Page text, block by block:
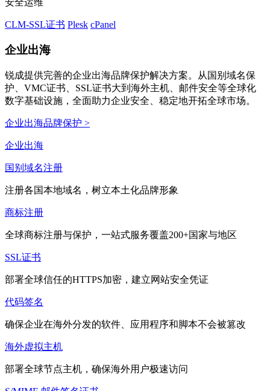
CLM-SSL证书 Plesk cPanel
企业出海
锐成提供完善的企业出海品牌保护解决方案。从国别域名保
护、VMC证书、SSL证书大到海外主机、邮件安全等全球化
数字基础设施，全面助力企业安全、稳定地开拓全球市场。
企业出海品牌保护 >
企业出海
国别域名注册
注册各国本地域名，树立本土化品牌形象
商标注册
全球商标注册与保护，一站式服务覆盖200+国家与地区
SSL证书
部署全球信任的HTTPS加密，建立网站安全凭证
代码签名
确保企业在海外分发的软件、应用程序和脚本不会被篡改
海外虚拟主机
部署全球节点主机，确保海外用户极速访问